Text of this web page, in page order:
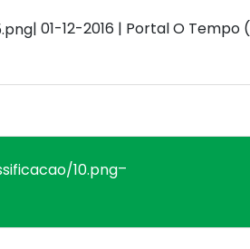
| 01-12-2016 | Portal O Tempo
–